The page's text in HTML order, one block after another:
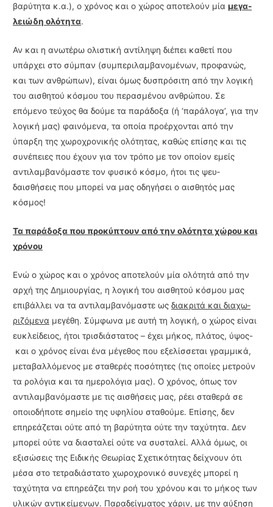
βαρύτητα κ.α.), ο χρόνος και ο χώρος αποτελούν μίαμεγα­
λειώδη ολότητα.
Αν και η ανωτέρω ολιστική αντίληψη διέπει καθετί που
υπάρχει στο σύμπαν (συμπεριλαμβανομένων, προφανώς,
και των ανθρώπων), είναι όμως δυσπρόσιτη από την λογική
του αισθητού κόσμου του περασμένου ανθρώπου. Σε
επόμενο τεύχος θα δούμε τα παράδοξα (ή ‘παράλογα’, για την
λογική μας) φαινόμενα, τα οποία προέρ­χονται από την
ύπαρξη της χωροχρονικής ολότητας, καθώς επίσης και τις
συνέπειες που έ­χουν για τον τρόπο με τον οποίον εμείς
αντιλαμβανόμαστε τον φυσικό κόσμο, ήτοι τις ψευ­
δαισθήσεις που μπορεί να μας οδηγήσει ο αισθητός μας
κόσμος!
Τα παράδοξα που προκύπτουν από την ολότητα χώρου και
χρόνου
Ενώ ο χώρος και ο χρόνος αποτελούν μία ολότητά από την
αρχή της Δημιουργίας, η λο­γική του αισθητού κόσμου μας
επιβάλλει να τα αντιλαμβανόμαστε ωςδιακριτά και διαχω­
ριζόμενα μεγέθη. Σύμφωνα με αυτή τη λογική, ο χώρος είναι
ευκλείδειος, ήτοι τρισδιά­στατος – έχει μήκος, πλάτος, ύψος-
και ο χρόνος είναι ένα μέγεθος που εξελίσσεται γραμμικά,
μεταβαλλόμενος με σταθερές ποσότητες (τις οποίες μετρούν
τα ρολόγια και τα ημερολόγια μας). Ο χρόνος, όπως τον
αντιλαμβανόμαστε με τις αισθήσεις μας, ρέει σταθερά σε
οποιοδήποτε σημείο της υφηλίου σταθούμε. Επίσης, δεν
επηρεάζεται ούτε από τη βαρύτητα ούτε την ταχύτητα. Δεν
μπορεί ούτε να διασταλεί ούτε να συσταλεί. Αλλά όμως, οι
εξισώσεις της Ειδικής Θεωρίας Σχετικότητας δείχνουν ότι
μέσα στο τετραδιάστατο χωροχρονικό συνεχές μπορεί η
ταχύτητα να επηρεάζει την ροή του χρόνου και το μήκος των
υλικών αντικείμενων. Παραδείγματος χάριν, με την αύξηση